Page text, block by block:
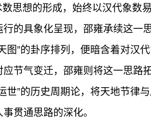
思想的形成，始终以汉代象数
行的具象化呈现，邵雍承续这一
图”的卦序排列，便暗含着对汉
应节气变迁，邵雍则将这一思路
世”的历史周期论，将天地节律
贯通思路的深化。